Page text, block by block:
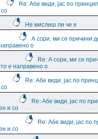
Re: Абе види, јас по
со
Не мислиш ли че е
А сори, ми се причини
о
Re: А сори, ми се
е направено о
Re: Абе види, јас по
со
Re: Абе види, јас по
и со
Re: Абе види, јас по
и со